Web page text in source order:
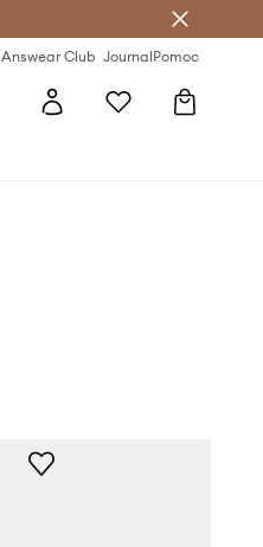
Answear Club JournalPomoc